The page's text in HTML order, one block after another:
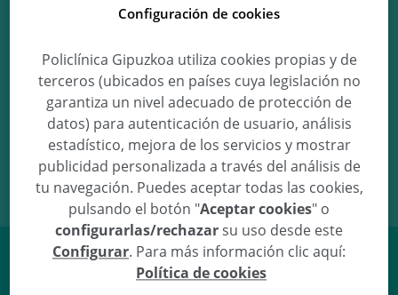
Ane Rodríguez Fernández
02/08/17 11:37 2,8Kg 47cm
Facebook Twitter
Configuración de cookies
Policlínica Gipuzkoa utiliza cookies propias y de
terceros (ubicados en países cuya legislación no
garantiza un nivel adecuado de protección de
datos) para autenticación de usuario, análisis
estadístico, mejora de los servicios y mostrar
publicidad personalizada a través del análisis de
tu navegación. Puedes aceptar todas las cookies,
pulsando el botón "Aceptar cookies" o
configurarlas/rechazarsu uso desde este
Configurar. Para más información clic aquí:
Política de cookies